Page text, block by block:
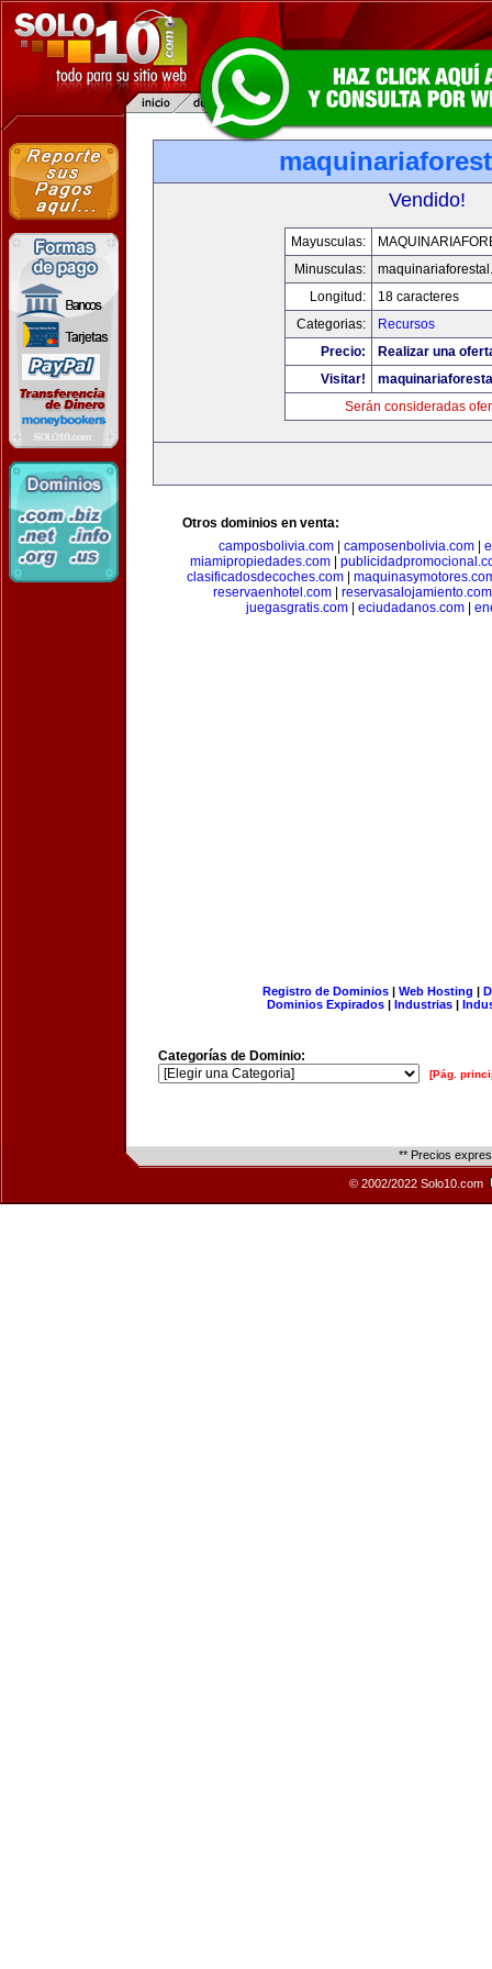
Vendido!
Mayusculas:
Minusculas:
Longitud:
18 caracteres
Categorias:
Recursos
Precio:
Realizar una
Visitar!
Serán consideradas
Otros dominios en venta:
camposbolivia.com| camposenbolivia.com|
miamipropiedades.com
clasificadosdecoches.com
reservaenhotel.com| reservasalojamiento.com
juegasgratis.com
eciudadanos.com
Registro de Dominios| Web Hosting |
Dominios Expirados | Industrias |
Categorías de Dominio:
[Pág.
** Precios
© 2002/2022 Solo10.com